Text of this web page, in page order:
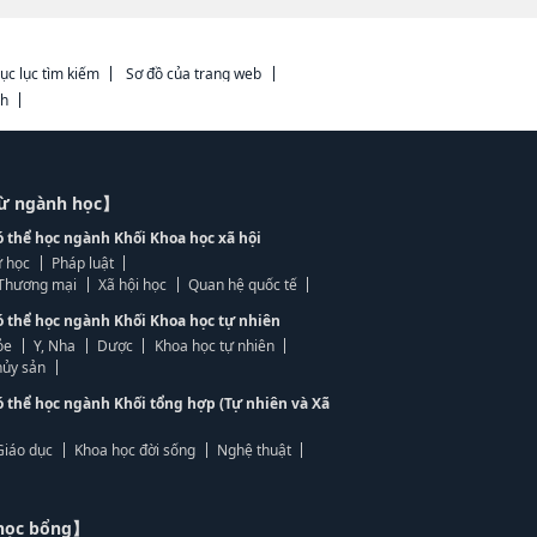
lục tìm kiếm
Sơ đồ của trang web
ngành học】
học ngành Khối Khoa học xã hội
học
Pháp luật
mại
Xã hội học
Quan hệ quốc tế
thể học ngành Khối Khoa học tự nhiên
Y, Nha Dược
Khoa học tự nhiên
sản
thể học ngành Khối tổng hợp (Tự nhiên và Xã
dục
Khoa học đời sống
Nghệ thuật
bổng】